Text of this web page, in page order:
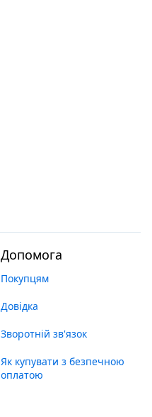
Допомога
Покупцям
Довідка
Зворотній зв'язок
Як купувати з безпечною
оплатою